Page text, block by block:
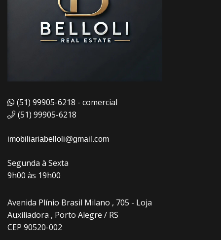
(51) 99905-6218 - comercial
(51) 99905-6218
imobiliariabelloli@gmail.com
Segunda à Sexta
9h00 às 19h00
Avenida Plínio Brasil Milano , 705 - Loja
Auxiliadora , Porto Alegre / RS
CEP 90520-002